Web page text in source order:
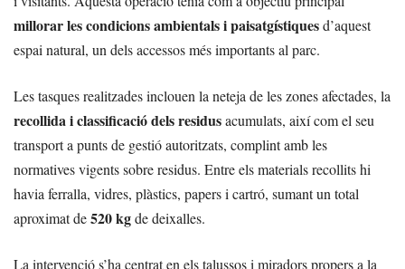
millorar les condicions ambientals i paisatgístiquesd’aquest
espai natural, un dels accessos més importants al parc.
Les tasques realitzades inclouen la neteja de les zones afectades, la
recollida i classificació dels residusacumulats, així com el seu
transport a punts de gestió autoritzats, complint amb les
normatives vigents sobre residus. Entre els materials recollits hi
havia ferralla, vidres, plàstics, papers i cartró, sumant un total
aproximat de520 kgde deixalles.
La intervenció s’ha centrat en els talussos i miradors propers a la